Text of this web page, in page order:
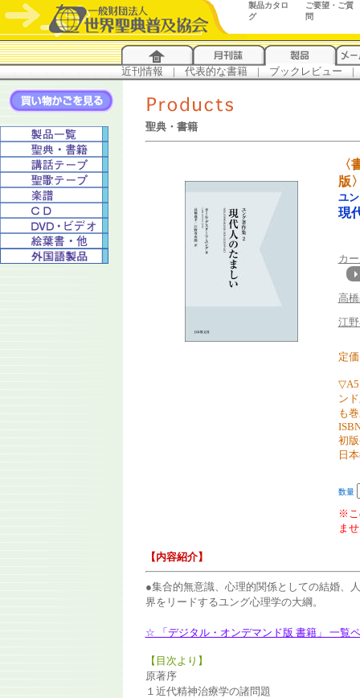
製品カタロ
グ
ご要望・ご質
問
近刊情報 | 代表的な書籍 | ブックレビュー |
聖典・書籍
版
ユ
現
カ
高
江
定
▽A5
ン
も
初
日
数量
※こ
ま
【内容紹介】
●集合的無意識、心理的関係としての結婚
界をリードするユング心理学の大綱。
☆ 「デジタル・オンデマンド版 書籍」 一覧
【目次より】
原著序
１近代精神治療学の諸問題